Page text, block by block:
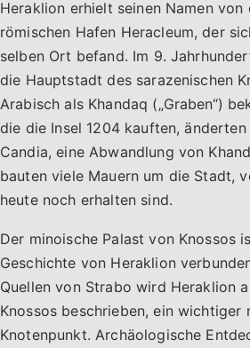
Heraklion erhielt seinen Namen von
römischen Hafen Heracleum, der
selben Ort befand. Im 9.
die Hauptstadt des sarazenischen
Arabisch als Khandaq („Graben“)
die die Insel 1204 kauften, änderten
Candia, eine Abwandlung von
bauten viele Mauern um die Stadt,
heute noch erhalten sind.
Der minoische Palast von Knossos
Geschichte von Heraklion
Quellen von Strabo wird Heraklion
Knossos beschrieben, ein wichtiger
Knotenpunkt. Archäologische